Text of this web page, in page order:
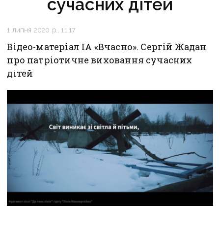
сучасних дітей
1 липня 2020 р., 11:17
Відео-матеріал ІА «Вчасно». Сергій Жадан
про патріотичне виховання сучасних
дітей